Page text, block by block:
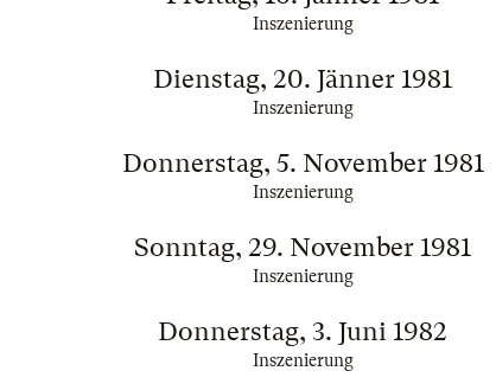
Inszenierung
Dienstag, 20. Jänner 1981
Inszenierung
Donnerstag, 5. November 1981
Inszenierung
Sonntag, 29. November 1981
Inszenierung
Donnerstag, 3. Juni 1982
Inszenierung